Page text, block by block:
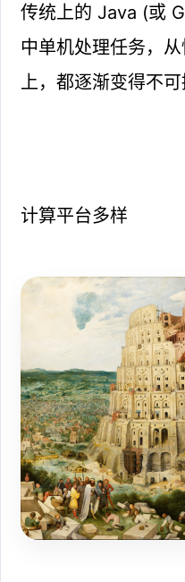
传统上的 Java (或
中单机处理任务，
上，都逐渐变得不可
计算平台多样